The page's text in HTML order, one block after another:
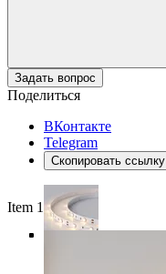
Задать вопрос
Поделиться
ВКонтакте
Telegram
Скопировать ссылку
Item 1 of 5